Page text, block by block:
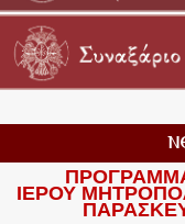
ΙΕΡΟΥ